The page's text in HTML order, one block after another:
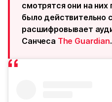
смотрятся они на
было действительно
расшифровывает
Санчеса The Guardian.